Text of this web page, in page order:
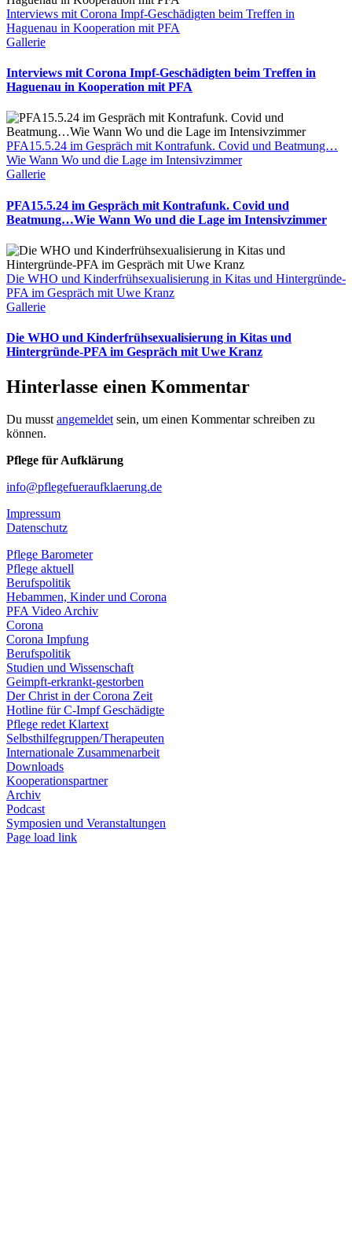
Interviews mit Corona Impf-Geschädigten beim Treffen in
Haguenau in Kooperation mit PFA
Gallerie
Interviews mit Corona Impf-Geschädigten beim Treffen in
Haguenau in Kooperation mit PFA
PFA15.5.24 im Gespräch mit Kontrafunk. Covid und Beatmung…
Wie Wann Wo und die Lage im Intensivzimmer
Gallerie
PFA15.5.24 im Gespräch mit Kontrafunk. Covid und
Beatmung…Wie Wann Wo und die Lage im Intensivzimmer
Die WHO und Kinderfrühsexualisierung in Kitas und Hintergründe-
PFA im Gespräch mit Uwe Kranz
Gallerie
Die WHO und Kinderfrühsexualisierung in Kitas und
Hintergründe-PFA im Gespräch mit Uwe Kranz
Hinterlasse einen Kommentar
Du musstangemeldetsein, um einen Kommentar schreiben zu
können.
Pflege für Aufklärung
info@pflegefueraufklaerung.de
Impressum
Datenschutz
Pflege Barometer
Pflege aktuell
Berufspolitik
Hebammen, Kinder und Corona
PFA Video Archiv
Corona
Corona Impfung
Berufspolitik
Studien und Wissenschaft
Geimpft-erkrankt-gestorben
Der Christ in der Corona Zeit
Hotline für C-Impf Geschädigte
Pflege redet Klartext
Selbsthilfegruppen/Therapeuten
Internationale Zusammenarbeit
Downloads
Kooperationspartner
Archiv
Podcast
Symposien und Veranstaltungen
Page load link